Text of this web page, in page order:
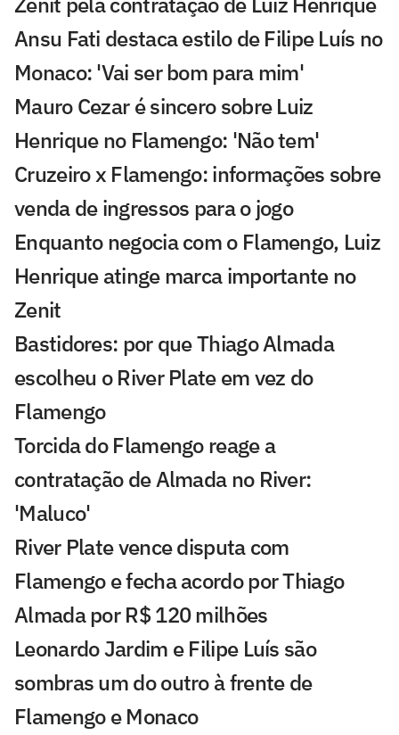
Ansu Fati destaca estilo de Filipe Luís no
Monaco: 'Vai ser bom para mim'
Mauro Cezar é sincero sobre Luiz
Henrique no Flamengo: 'Não tem'
Cruzeiro x Flamengo: informações sobre
venda de ingressos para o jogo
Enquanto negocia com o Flamengo, Luiz
Henrique atinge marca importante no
Zenit
Bastidores: por que Thiago Almada
escolheu o River Plate em vez do
Flamengo
Torcida do Flamengo reage a
contratação de Almada no River:
'Maluco'
River Plate vence disputa com
Flamengo e fecha acordo por Thiago
Almada por R$ 120 milhões
Leonardo Jardim e Filipe Luís são
sombras um do outro à frente de
Flamengo e Monaco